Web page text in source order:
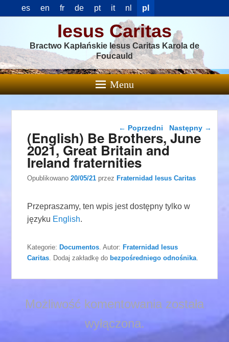
es en fr de pt it nl pl
Iesus Caritas
Bractwo Kapłańskie Iesus Caritas Karola de
Foucauld
Menu
Nawigacja wpisu
← Poprzedni Następny →
(English) Be Brothers, June
2021, Great Britain and
Ireland fraternities
Opublikowano20/05/21 przezFraternidad Iesus Caritas
Przepraszamy, ten wpis jest dostępny tylko w
języku English.
Kategorie:Documentos . Autor:Fraternidad Iesus
Caritas . Dodaj zakładkę do bezpośredniego odnośnika
Możliwość komentowania została
wyłączona.